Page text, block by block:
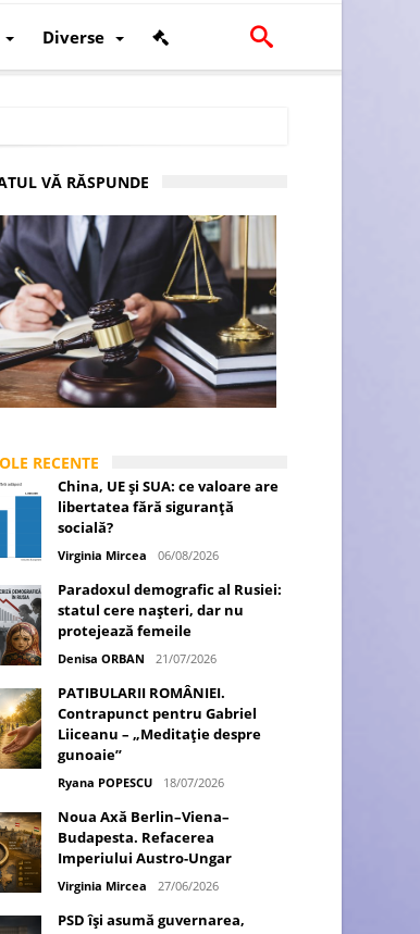
Diverse
și poziției României în U.E.
VĂ RĂSPUNDE
RECENTE
China, UE și SUA: ce valoare are
libertatea fără siguranță
socială?
Virginia Mircea 06/08/2026
Paradoxul demografic al Rusiei:
statul cere nașteri, dar nu
protejează femeile
Denisa ORBAN 21/07/2026
PATIBULARII ROMÂNIEI.
Contrapunct pentru Gabriel
Liiceanu – „Meditație despre
gunoaie”
Ryana POPESCU 18/07/2026
Noua Axă Berlin–Viena–
Budapesta. Refacerea
Imperiului Austro-Ungar
Virginia Mircea 27/06/2026
PSD își asumă guvernarea,